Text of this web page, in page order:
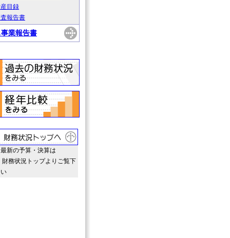
目録
報告書
事業報告書
新の予算・決算は
務状況トップよりご覧下